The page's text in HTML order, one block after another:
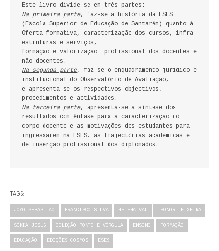
PRÉ-HISTÓRIA
LITERATURA
BIOGRAFIA
FICÇÃO E ROMANCE
LABIRINTOS DE EROS
NOVA BIBLIOTECA COSMOS
POESIA E TEATRO
POLÍTICA
CIÊNCIA POLITICA
RELAÇÕES INTERNACIONAIS
Este livro divide-se em três partes:
Na primeira parte, faz-se a história da ESES
(Escola Superior de Educação de Santarém) quanto à
Oferta formativa, caracterização dos cursos, infra-
estruturas e serviços,
formação e valorização profissional dos docentes e
não docentes.
Na segunda parte, faz-se o enquadramento jurídico e
institucional do Observatório de Avaliação,
e apresenta-se os respectivos objectivos,
procedimentos e actividades.
Na terceira parte, apresenta-se a síntese dos
resultados com ênfase para a caracterização do
corpo docente e as motivações dos estudantes para
ingressarem na ESES, as trajectórias académicas e
de inserção profissional dos diplomados.
TAGS:
JOÃO SEBASTIÃO FRANCISCO SILVA HELENA VAL LEONOR TEIXEIRA
SÓNIA JESUS COLEÇÃO PONTO E VÍRGULA ENSINO FORMAÇÃO
EDUCAÇÃO EDIÇÕES COSMOS ESES